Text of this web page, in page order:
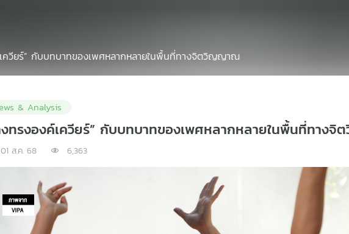
ควียร์” กับบทบาทของเพศหลากหลายในพื้นที่ทางจิตวิญญาณ
& Analysis
งทรงองค์เควียร์” กับบทบาทของเพศหลากหลายในพื้นที่ทาง
ส.ค. 68 6,363